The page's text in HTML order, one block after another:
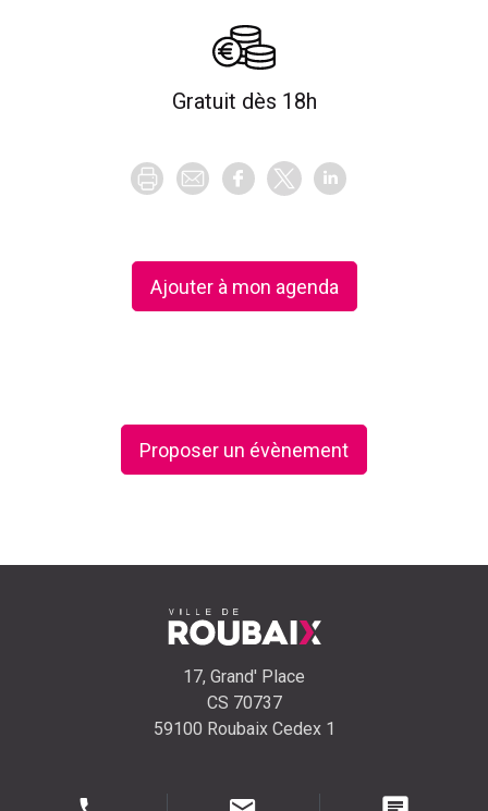
Gratuit dès 18h
Ajouter à mon agenda
Proposer un évènement
17, Grand' Place
CS 70737
59100 Roubaix Cedex 1